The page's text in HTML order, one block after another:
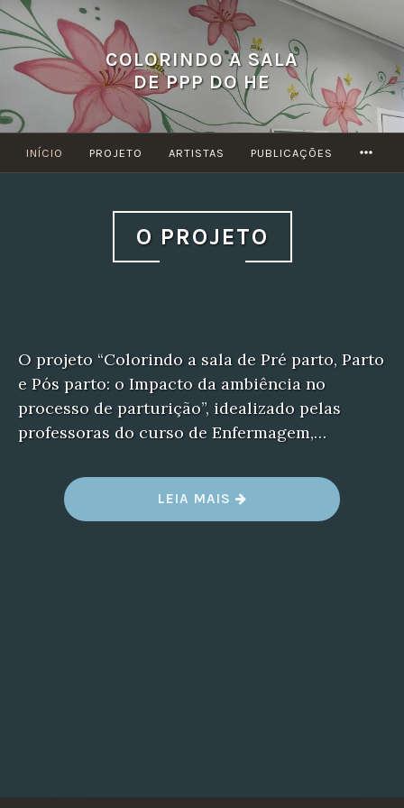
Ir
para
conteúdo
COLORINDO A SALA
DE PPP DO HE
INÍCIO PROJETO ARTISTAS PUBLICAÇÕES
O PROJETO
O projeto “Colorindo a sala de Pré parto, Parto
e Pós parto: o Impacto da ambiência no
processo de parturição”, idealizado pelas
professoras do curso de Enfermagem,…
LEIA MAIS “O